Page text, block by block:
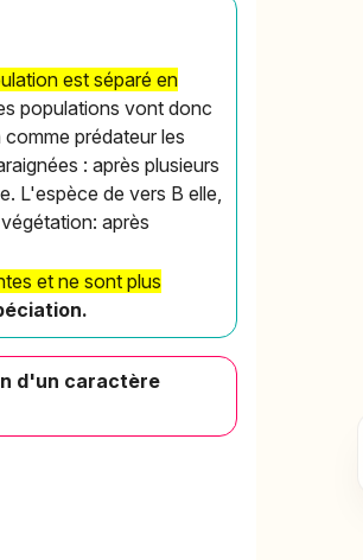
est séparé en
populations vont donc
prédateur les
: après plusieurs
L'espèce de vers B elle,
après
et ne sont plus
d'un caractère